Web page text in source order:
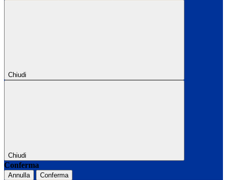
Chiudi
Chiudi
Conferma
Annulla Conferma